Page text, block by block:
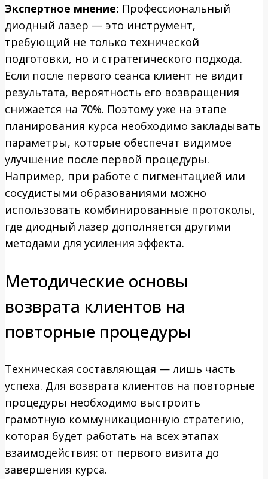
Экспертное мнение: Профессиональный
диодный лазер — это инструмент,
требующий не только технической
подготовки, но и стратегического подхода.
Если после первого сеанса клиент не видит
результата, вероятность его возвращения
снижается на 70%. Поэтому уже на этапе
планирования курса необходимо закладывать
параметры, которые обеспечат видимое
улучшение после первой процедуры.
Например, при работе с пигментацией или
сосудистыми образованиями можно
использовать комбинированные протоколы,
где диодный лазер дополняется другими
методами для усиления эффекта.
Методические основы
возврата клиентов на
повторные процедуры
Техническая составляющая — лишь часть
успеха. Для возврата клиентов на повторные
процедуры необходимо выстроить
грамотную коммуникационную стратегию,
которая будет работать на всех этапах
взаимодействия: от первого визита до
завершения курса.